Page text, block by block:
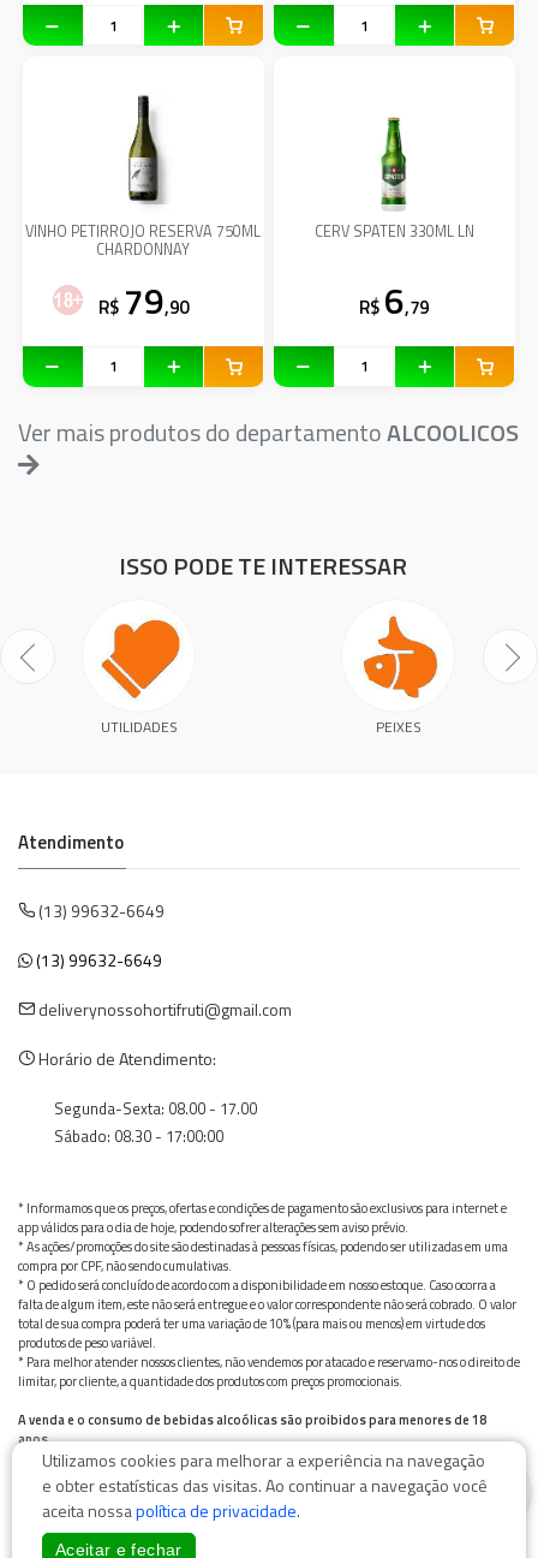
VINHO PETIRROJO RESERVA 750ML
CHARDONNAY
R$ 79,90
CERV SPATEN 330ML LN
R$ 6,79
Ver mais produtos do departamentoALCOOLICOS
ISSO PODE TE INTERESSAR
UTILIDADES PEIXES
Atendimento
(13) 99632-6649
(13) 99632-6649
deliverynossohortifruti@gmail.com
Horário de Atendimento:
Segunda-Sexta: 08.00 - 17.00
Sábado: 08.30 - 17:00:00
* Informamos que os preços, ofertas e condições de pagamento são exclusivos para internet e
app válidos para o dia de hoje, podendo sofrer alterações sem aviso prévio.
* As ações/promoções do site são destinadas à pessoas físicas, podendo ser utilizadas em uma
compra por CPF, não sendo cumulativas.
* O pedido será concluído de acordo com a disponibilidade em nosso estoque. Caso ocorra a
falta de algum item, este não será entregue e o valor correspondente não será cobrado. O valor
total de sua compra poderá ter uma variação de 10% (para mais ou menos) em virtude dos
produtos de peso variável.
* Para melhor atender nossos clientes, não vendemos por atacado e reservamo-nos o direito de
limitar, por cliente, a quantidade dos produtos com preços promocionais.
A venda e o consumo de bebidas alcoólicas são proibidos para menores de 18
anos.
Bebida alcoólica pode causar dependência química e, em excesso, provoca graves males à saúde.
Beba com moderação
Utilizamos cookies para melhorar a experiência na navegação
e obter estatísticas das visitas. Ao continuar a navegação você
aceita nossapolítica de privacidade.
Aceitar e fechar